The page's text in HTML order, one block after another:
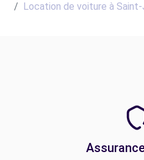
Location de voiture à Saint-